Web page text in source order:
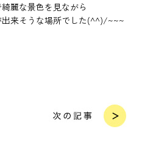
麗な景色を見ながら
出来そうな場所でした(^^)/~~~